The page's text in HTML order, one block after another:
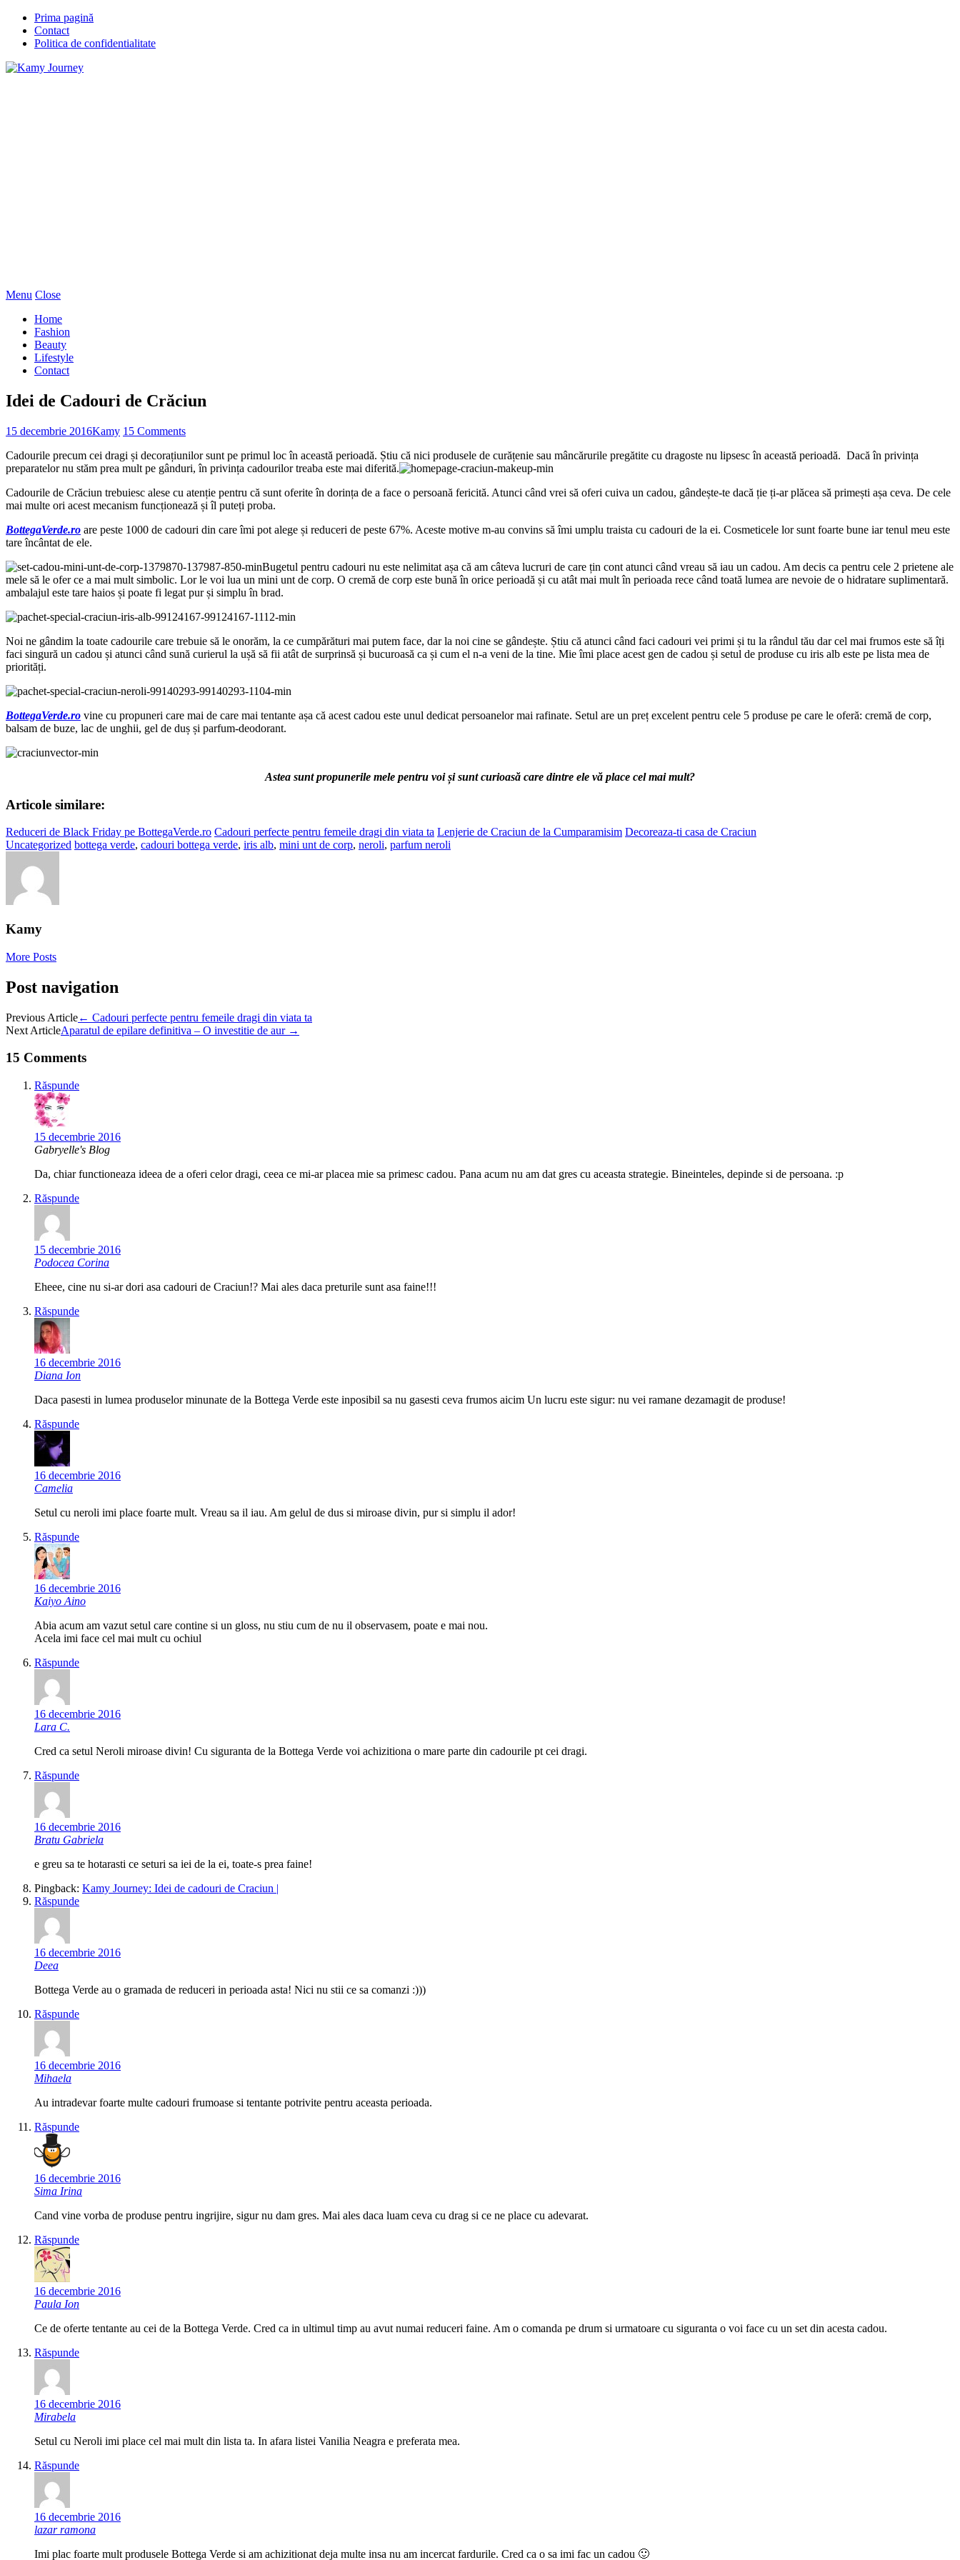
Prima pagină
Contact
Politica de confidentialitate
Menu Close
Home
Fashion
Beauty
Lifestyle
Contact
Idei de Cadouri de Crăciun
15 decembrie 2016Kamy 15 Comments
Cadourile precum cei dragi și decorațiunilor sunt pe primul loc în această perioadă. Știu că nici produsele de curățenie sau mâncărurile pregătite cu dragoste nu lipsesc în această perioadă. Dacă în privința
preparatelor nu stăm prea mult pe gânduri, în privința cadourilor treaba este mai diferită.
Cadourile de Crăciun trebuiesc alese cu atenție pentru că sunt oferite în dorința de a face o persoană fericită. Atunci când vrei să oferi cuiva un cadou, gândește-te dacă ție ți-ar plăcea să primești așa ceva. De cele
mai multe ori acest mecanism funcționează și îl puteți proba.
BottegaVerde.ro are peste 1000 de cadouri din care îmi pot alege și reduceri de peste 67%. Aceste motive m-au convins să îmi umplu traista cu cadouri de la ei. Cosmeticele lor sunt foarte bune iar tenul meu este
tare încântat de ele.
Bugetul pentru cadouri nu este nelimitat așa că am câteva lucruri de care țin cont atunci când vreau să iau un cadou. Am decis ca pentru cele 2 prietene ale
mele să le ofer ce a mai mult simbolic. Lor le voi lua un mini unt de corp. O cremă de corp este bună în orice perioadă și cu atât mai mult în perioada rece când toată lumea are nevoie de o hidratare suplimentară.
ambalajul este tare haios și poate fi legat pur și simplu în brad.
Noi ne gândim la toate cadourile care trebuie să le onorăm, la ce cumpărături mai putem face, dar la noi cine se gândește. Știu că atunci când faci cadouri vei primi și tu la rândul tău dar cel mai frumos este să îți
faci singură un cadou și atunci când sună curierul la ușă să fii atât de surprinsă și bucuroasă ca și cum el n-a veni de la tine. Mie îmi place acest gen de cadou și setul de produse cu iris alb este pe lista mea de
priorități.
BottegaVerde.ro vine cu propuneri care mai de care mai tentante așa că acest cadou este unul dedicat persoanelor mai rafinate. Setul are un preț excelent pentru cele 5 produse pe care le oferă: cremă de corp,
balsam de buze, lac de unghii, gel de duș și parfum-deodorant.
Astea sunt propunerile mele pentru voi și sunt curioasă care dintre ele vă place cel mai mult?
Articole similare:
Reduceri de Black Friday pe BottegaVerde.ro Cadouri perfecte pentru femeile dragi din viata ta Lenjerie de Craciun de la Cumparamisim Decoreaza-ti casa de Craciun
Uncategorized bottega verde, cadouri bottega verde, iris alb, mini unt de corp, neroli, parfum neroli
Kamy
More Posts
Post navigation
Previous Article← Cadouri perfecte pentru femeile dragi din viata ta
Next ArticleAparatul de epilare definitiva – O investitie de aur →
15 Comments
Răspunde
15 decembrie 2016
Gabryelle's Blog
Da, chiar functioneaza ideea de a oferi celor dragi, ceea ce mi-ar placea mie sa primesc cadou. Pana acum nu am dat gres cu aceasta strategie. Bineinteles, depinde si de persoana. :p
Răspunde
15 decembrie 2016
Podocea Corina
Eheee, cine nu si-ar dori asa cadouri de Craciun!? Mai ales daca preturile sunt asa faine!!!
Răspunde
16 decembrie 2016
Diana Ion
Daca pasesti in lumea produselor minunate de la Bottega Verde este inposibil sa nu gasesti ceva frumos aicim Un lucru este sigur: nu vei ramane dezamagit de produse!
Răspunde
16 decembrie 2016
Camelia
Setul cu neroli imi place foarte mult. Vreau sa il iau. Am gelul de dus si miroase divin, pur si simplu il ador!
Răspunde
16 decembrie 2016
Kaiyo Aino
Abia acum am vazut setul care contine si un gloss, nu stiu cum de nu il observasem, poate e mai nou.
Acela imi face cel mai mult cu ochiul
Răspunde
16 decembrie 2016
Lara C.
Cred ca setul Neroli miroase divin! Cu siguranta de la Bottega Verde voi achizitiona o mare parte din cadourile pt cei dragi.
Răspunde
16 decembrie 2016
Bratu Gabriela
e greu sa te hotarasti ce seturi sa iei de la ei, toate-s prea faine!
Pingback: Kamy Journey: Idei de cadouri de Craciun |
Răspunde
16 decembrie 2016
Deea
Bottega Verde au o gramada de reduceri in perioada asta! Nici nu stii ce sa comanzi :)))
Răspunde
16 decembrie 2016
Mihaela
Au intradevar foarte multe cadouri frumoase si tentante potrivite pentru aceasta perioada.
Răspunde
16 decembrie 2016
Sima Irina
Cand vine vorba de produse pentru ingrijire, sigur nu dam gres. Mai ales daca luam ceva cu drag si ce ne place cu adevarat.
Răspunde
16 decembrie 2016
Paula Ion
Ce de oferte tentante au cei de la Bottega Verde. Cred ca in ultimul timp au avut numai reduceri faine. Am o comanda pe drum si urmatoare cu siguranta o voi face cu un set din acesta cadou.
Răspunde
16 decembrie 2016
Mirabela
Setul cu Neroli imi place cel mai mult din lista ta. In afara listei Vanilia Neagra e preferata mea.
Răspunde
16 decembrie 2016
lazar ramona
Imi plac foarte mult produsele Bottega Verde si am achizitionat deja multe insa nu am incercat fardurile. Cred ca o sa imi fac un cadou 🙂